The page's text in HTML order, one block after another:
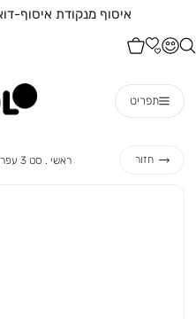
איסוף מנקודת איסוף-דואר
תפריט
חזור ראשי ראשי
סט 3 עפרונות מכניים פסטל